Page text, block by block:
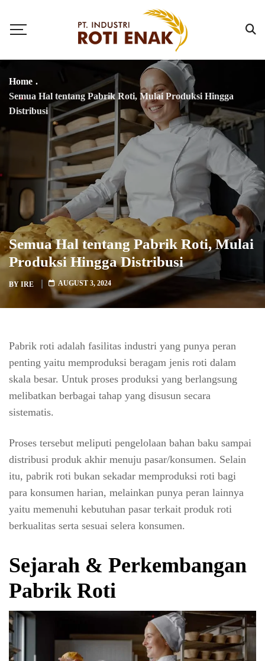
Home .
Semua Hal tentang Pabrik Roti, Mulai Produksi Hingga
Distribusi
Semua Hal tentang Pabrik Roti, Mulai
Produksi Hingga Distribusi
BY IRE AUGUST 3, 2024
Pabrik roti adalah fasilitas industri yang punya peran
penting yaitu memproduksi beragam jenis roti dalam
skala besar. Untuk proses produksi yang berlangsung
melibatkan berbagai tahap yang disusun secara
sistematis.
Proses tersebut meliputi pengelolaan bahan baku sampai
distribusi produk akhir menuju pasar/konsumen. Selain
itu, pabrik roti bukan sekadar memproduksi roti bagi
para konsumen harian, melainkan punya peran lainnya
yaitu memenuhi kebutuhan pasar terkait produk roti
berkualitas serta sesuai selera konsumen.
Sejarah & Perkembangan
Pabrik Roti